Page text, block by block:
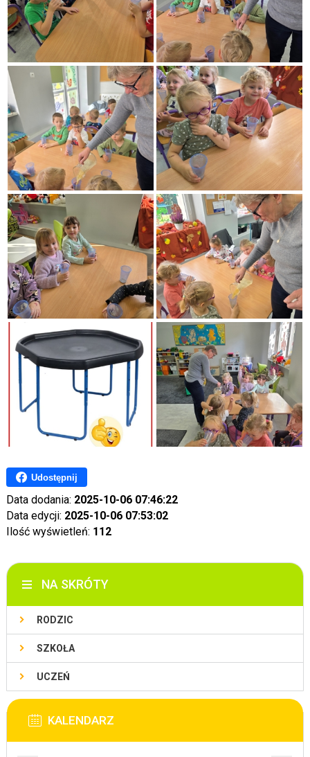
Udostępnij
Data dodania: 2025-10-06 07:46:22
Data edycji: 2025-10-06 07:53:02
Ilość wyświetleń: 112
NA SKRÓTY
RODZIC
SZKOŁA
UCZEŃ
KALENDARZ